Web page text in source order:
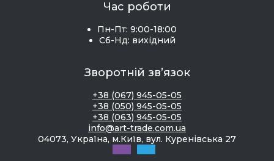
Час роботи
Пн-Пт: 9:00-18:00
Сб-Нд: вихідний
Зворотній зв’язок
+38 (067) 945-05-05
+38 (050) 945-05-05
+38 (063) 945-05-05
info@art-trade.com.ua
04073, Україна, м.Київ, вул. Куренівська 27